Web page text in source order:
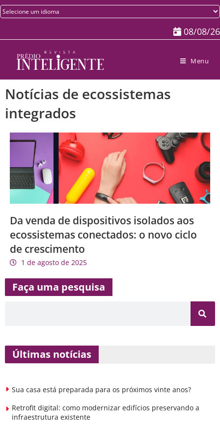
08/08/26
Menu
Notícias de ecossistemas
integrados
Da venda de dispositivos isolados aos
ecossistemas conectados: o novo ciclo
de crescimento
1 de agosto de 2025
Faça uma pesquisa
Últimas notícias
Sua casa está preparada para os próximos vinte anos?
Retrofit digital: como modernizar edifícios preservando a
infraestrutura existente